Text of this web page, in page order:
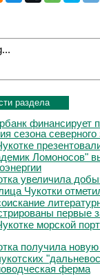
раздела
финансирует
сезона северного
Ломоносов"
увеличила
Чукотки
первые
морской
получила
ферма